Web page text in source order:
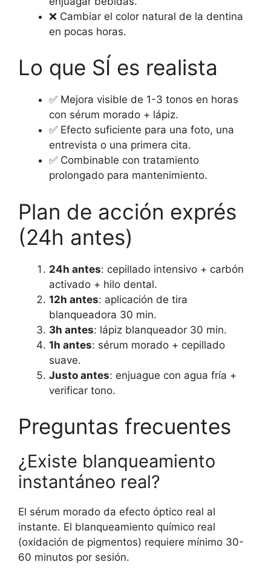
❌ Cambiar el color natural de la dentina
en pocas horas.
Lo que SÍ es realista
✅ Mejora visible de 1-3 tonos en horas
con sérum morado + lápiz.
✅ Efecto suficiente para una foto, una
entrevista o una primera cita.
✅ Combinable con tratamiento
prolongado para mantenimiento.
Plan de acción exprés
(24h antes)
24h antes: cepillado intensivo + carbón
activado + hilo dental.
12h antes: aplicación de tira
blanqueadora 30 min.
3h antes: lápiz blanqueador 30 min.
1h antes: sérum morado + cepillado
suave.
Justo antes: enjuague con agua fría +
verificar tono.
Preguntas frecuentes
¿Existe blanqueamiento
instantáneo real?
El sérum morado da efecto óptico real al
instante. El blanqueamiento químico real
(oxidación de pigmentos) requiere mínimo 30-
60 minutos por sesión.